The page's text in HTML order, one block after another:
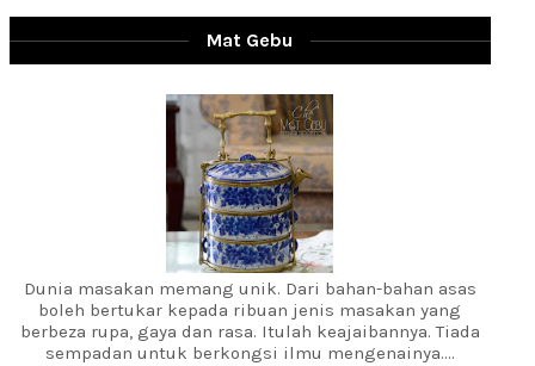
Mat Gebu
Dunia masakan memang unik. Dari bahan-bahan asas
boleh bertukar kepada ribuan jenis masakan yang
berbeza rupa, gaya dan rasa. Itulah keajaibannya. Tiada
sempadan untuk berkongsi ilmu mengenainya....